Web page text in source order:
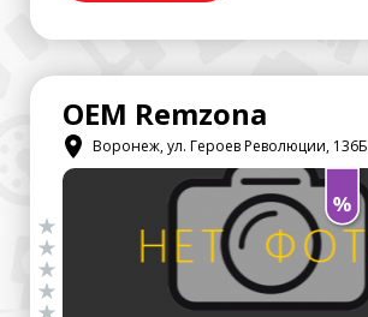
OEM Remzona
Воронеж, ул. Героев Революции, 136Б